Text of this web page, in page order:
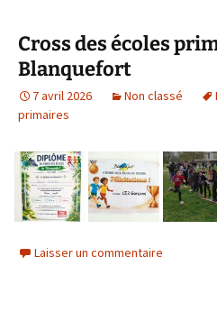
Cross des écoles
Blanquefort
7 avril 2026 Non classé
primaires
Laisser un commentaire